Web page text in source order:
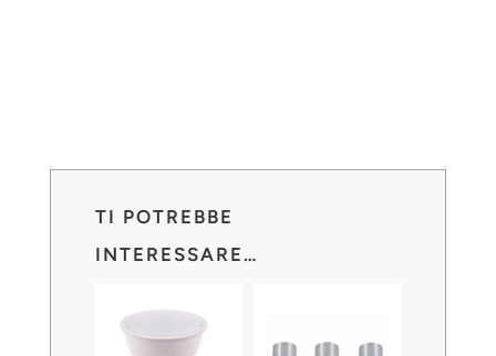
TI POTREBBE
INTERESSARE…